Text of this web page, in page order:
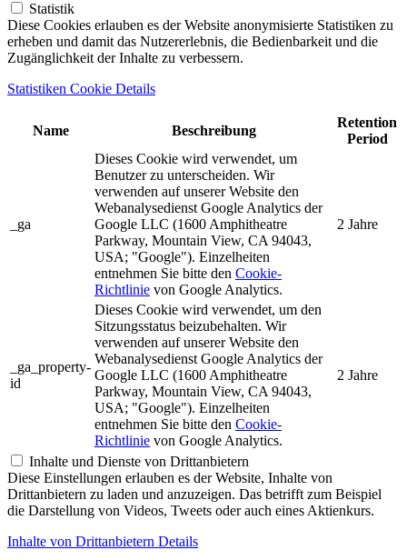
Statistik
Diese Cookies erlauben es der Website anonymisierte Statistiken zu
erheben und damit das Nutzererlebnis, die Bedienbarkeit und die
Zugänglichkeit der Inhalte zu verbessern.
Statistiken Cookie Details
Name Beschreibung
Retention
Period
_ga
Dieses Cookie wird verwendet, um
Benutzer zu unterscheiden. Wir
verwenden auf unserer Website den
Webanalysedienst Google Analytics der
Google LLC (1600 Amphitheatre
Parkway, Mountain View, CA 94043,
USA; "Google"). Einzelheiten
entnehmen Sie bitte den Cookie-
Richtlinie von Google Analytics.
2 Jahre
_ga_property-
id
Dieses Cookie wird verwendet, um den
Sitzungsstatus beizubehalten. Wir
verwenden auf unserer Website den
Webanalysedienst Google Analytics der
Google LLC (1600 Amphitheatre
Parkway, Mountain View, CA 94043,
USA; "Google"). Einzelheiten
entnehmen Sie bitte den Cookie-
Richtlinie von Google Analytics.
2 Jahre
Inhalte und Dienste von Drittanbietern
Diese Einstellungen erlauben es der Website, Inhalte von
Drittanbietern zu laden und anzuzeigen. Das betrifft zum Beispiel
die Darstellung von Videos, Tweets oder auch eines Aktienkurs.
Inhalte von Drittanbietern Details